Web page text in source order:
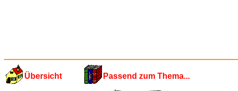
Übersicht Passend zum Thema...